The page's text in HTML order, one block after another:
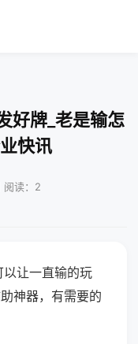
好牌_老是输怎
快讯
读：2
让一直输的玩
神器，有需要的